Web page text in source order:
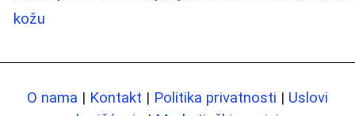
kožu
O nama | Kontakt | Politika privatnosti | Uslovi